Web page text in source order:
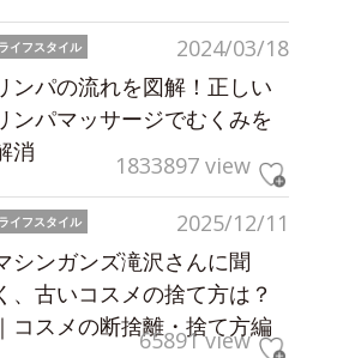
2024/03/18
ライフスタイル
ンパの流れを図解！正しい
ンパマッサージでむくみを
消
1833897 view
2025/12/11
ライフスタイル
シンガンズ滝沢さんに聞
、古いコスメの捨て方は？
｜コスメの断捨離・捨て方編
65891 view